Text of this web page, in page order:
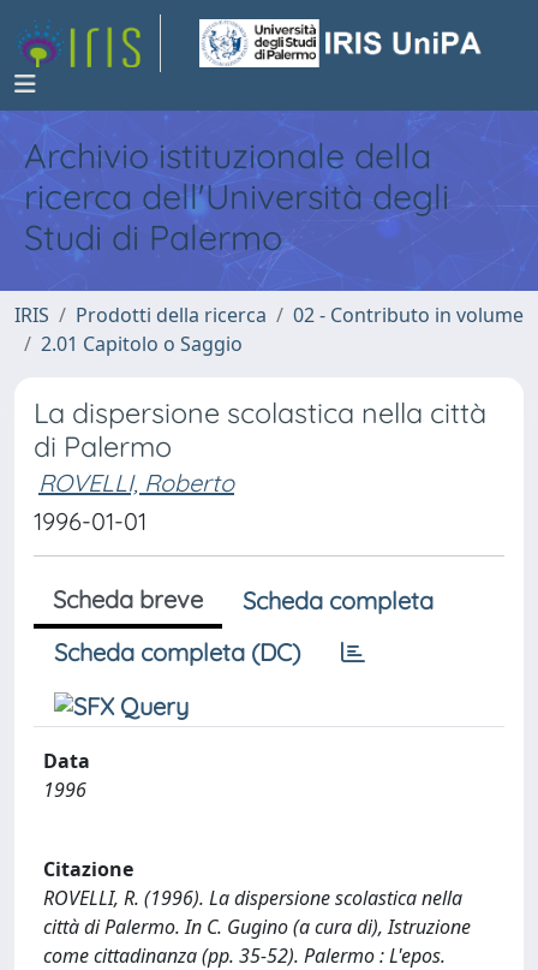
Archivio istituzionale della
ricerca dell'Università degli
Studi di Palermo
IRIS Prodotti della ricerca
02 - Contributo in volume
2.01 Capitolo o Saggio
La dispersione scolastica nella città
di Palermo
ROVELLI, Roberto
1996-01-01
Scheda breve
Scheda completa
Scheda completa (DC)
Data
1996
Citazione
ROVELLI, R. (1996). La dispersione scolastica nella
città di Palermo. In C. Gugino (a cura di), Istruzione
come cittadinanza (pp. 35-52). Palermo : L'epos.